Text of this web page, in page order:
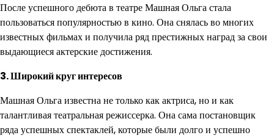
После успешного дебюта в театре Машная Ольга стала
пользоваться популярностью в кино. Она снялась во многих
известных фильмах и получила ряд престижных наград за свои
выдающиеся актерские достижения.
3. Широкий круг интересов
Машная Ольга известна не только как актриса, но и как
талантливая театральная режиссерка. Она сама постановщик
ряда успешных спектаклей, которые были долго и успешно